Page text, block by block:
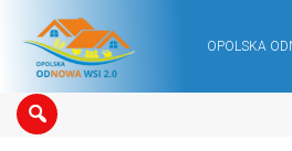
Main NavigationOPOLSKA